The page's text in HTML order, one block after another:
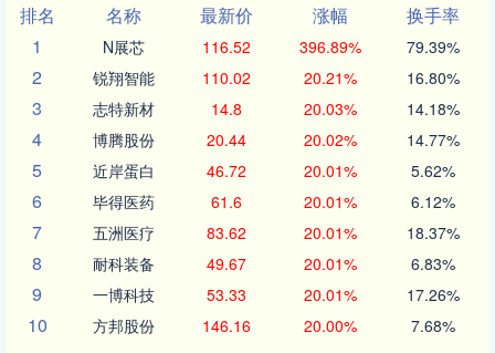
排名
名称 最新价 涨幅
换手率
1
N展芯 116.52 396.89% 79.39%
2 锐翔智能 110.02 20.21% 16.80%
3 志特新材 14.8 20.03% 14.18%
4 博腾股份 20.44 20.02% 14.77%
5 近岸蛋白 46.72 20.01% 5.62%
6 毕得医药 61.6 20.01% 6.12%
7 五洲医疗 83.62 20.01% 18.37%
8 耐科装备 49.67 20.01% 6.83%
9 一博科技 53.33 20.01% 17.26%
10 方邦股份 146.16 20.00% 7.68%